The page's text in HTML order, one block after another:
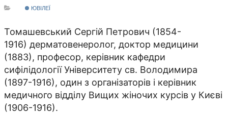
ЮВІЛЕЇ
Томашевський Сергій Петрович (1854-
1916) дерматовенеролог, доктор медицини
(1883), професор, керівник кафедри
сифілідології Університету св. Володимира
(1897-1916), один з організаторів і керівник
медичного відділу Вищих жіночих курсів у Києві
(1906-1916).